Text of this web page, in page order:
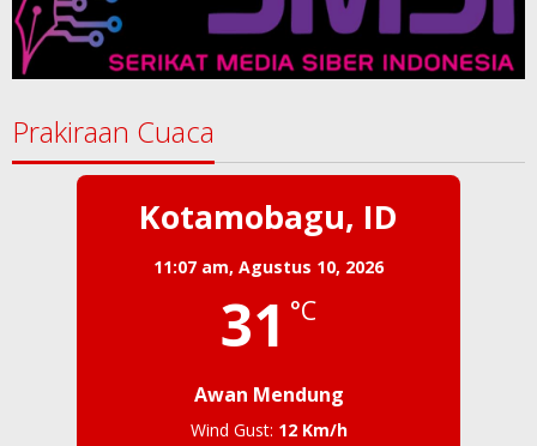
Prakiraan Cuaca
Kotamobagu, ID
11:07 am, Agustus 10, 2026
31 °C
Awan Mendung
Wind Gust: 12 Km/h